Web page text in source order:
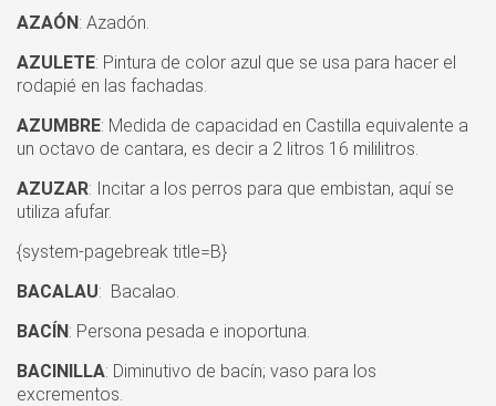
AZAÓN: Azadón.
AZULETE: Pintura de color azul que se usa para hacer el
rodapié en las fachadas.
AZUMBRE: Medida de capacidad en Castilla equivalente a
un octavo de cantara, es decir a 2 litros 16 mililitros.
AZUZAR: Incitar a los perros para que embistan, aquí se
utiliza afufar.
{system-pagebreak title=B}
BACALAU: Bacalao.
BACÍN: Persona pesada e inoportuna.
BACINILLA: Diminutivo de bacín; vaso para los
excrementos.